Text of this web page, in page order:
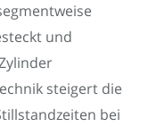
und
steigert die
bei